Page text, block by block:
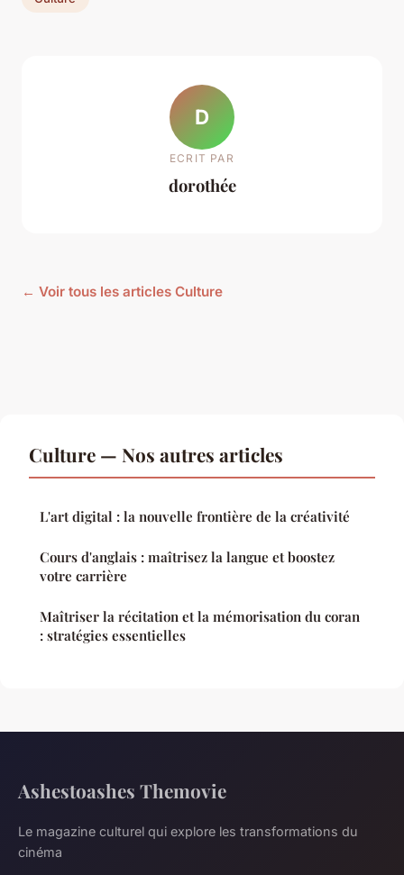
D
ECRIT PAR
dorothée
← Voir tous les articles Culture
Culture — Nos autres articles
L'art digital : la nouvelle frontière de la créativité
Cours d'anglais : maîtrisez la langue et boostez
votre carrière
Maîtriser la récitation et la mémorisation du coran
: stratégies essentielles
Ashestoashes Themovie
Le magazine culturel qui explore les transformations du
cinéma